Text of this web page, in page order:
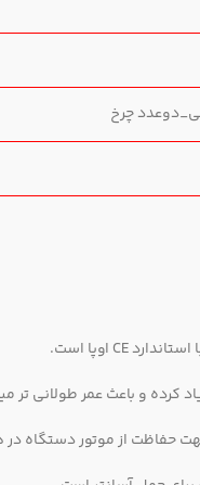
چرخ
حفاظت از موتور دستگاه